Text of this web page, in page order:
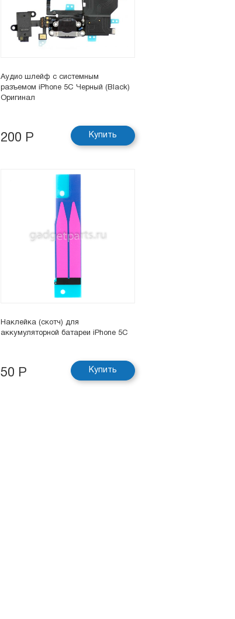
Аудио шлейф с системным
разъемом iPhone 5C Черный (Black)
Оригинал
200 Р Купить
Наклейка (скотч) для
аккумуляторной батареи iPhone 5C
50 Р Купить